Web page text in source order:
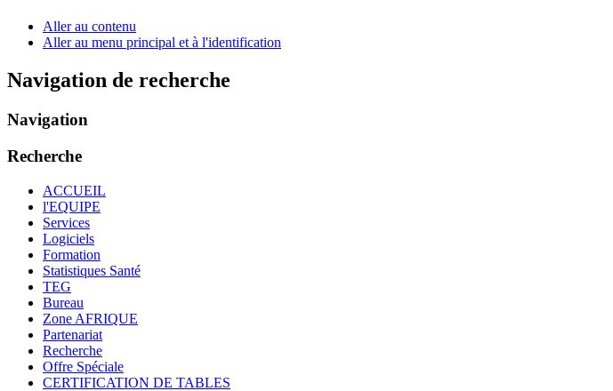
Aller au contenu
Aller au menu principal et à l'identification
Navigation de recherche
Navigation
Recherche
ACCUEIL
l'EQUIPE
Services
Logiciels
Formation
Statistiques Santé
TEG
Bureau
Zone AFRIQUE
Partenariat
Recherche
Offre Spéciale
CERTIFICATION DE TABLES